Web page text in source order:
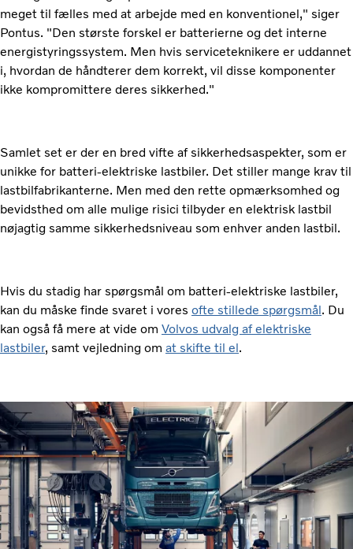
meget til fælles med at arbejde med en konventionel," siger
Pontus. "Den største forskel er batterierne og det interne
energistyringssystem. Men hvis serviceteknikere er uddannet
i, hvordan de håndterer dem korrekt, vil disse komponenter
ikke kompromittere deres sikkerhed."
Samlet set er der en bred vifte af sikkerhedsaspekter, som er
unikke for batteri-elektriske lastbiler. Det stiller mange krav til
lastbilfabrikanterne. Men med den rette opmærksomhed og
bevidsthed om alle mulige risici tilbyder en elektrisk lastbil
nøjagtig samme sikkerhedsniveau som enhver anden lastbil.
Hvis du stadig har spørgsmål om batteri-elektriske lastbiler,
kan du måske finde svaret i vores ofte stillede spørgsmål. Du
kan også få mere at vide om Volvos udvalg af elektriske
lastbiler, samt vejledning om at skifte til el.